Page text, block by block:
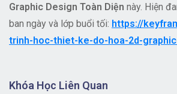
Graphic Design Toàn Diện này. Hiện
ban ngày và lớp buổi tối: https://
trinh-hoc-thiet-ke-do-hoa-2d-
Khóa Học Liên Quan